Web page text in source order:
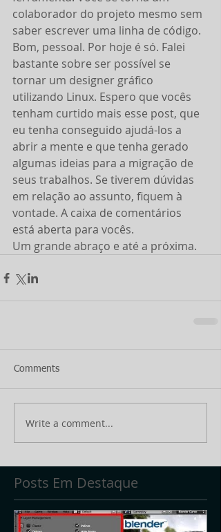
colaborador do projeto mesmo sem
saber escrever uma linha de código.
Bom, pessoal. Por hoje é só. Falei
bastante sobre ser possível se
tornar um designer gráfico
utilizando Linux. Espero que vocês
tenham curtido mais esse post, que
eu tenha conseguido ajudá-los a
abrir a mente e que tenha gerado
algumas ideias para a migração de
seus trabalhos. Se tiverem dúvidas
em relação ao assunto, fiquem à
vontade. A caixa de comentários
está aberta para vocês.
Um grande abraço e até a próxima.
Comments
Write a comment...
Posts Em Destaque